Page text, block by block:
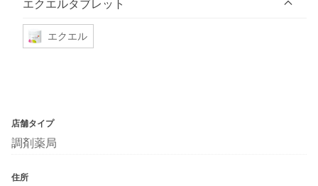
エクエルタブレット
エクエル
店舗タイプ
調剤薬局
住所